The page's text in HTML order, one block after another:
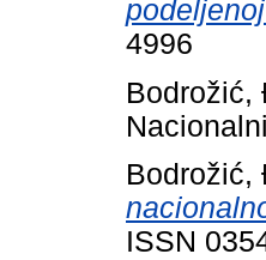
4996
Bodrožić,
Bodrožić,
ISSN